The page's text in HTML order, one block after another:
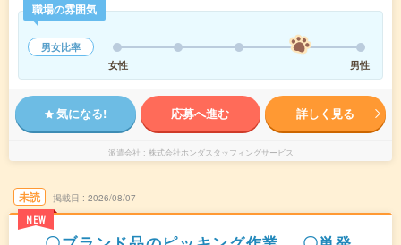
職場の雰囲気
男女比率
女性
男性
気になる! 応募へ進む 詳しく見る
派遣会社 株式会社ホンダスタッフィングサービス
未読
NEW
掲載日 2026/08/07